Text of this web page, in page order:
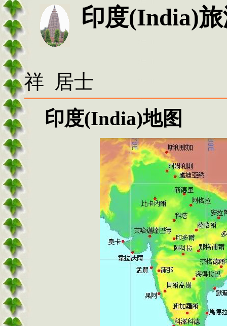
印度(India)
祥 居士
印度(India)地图